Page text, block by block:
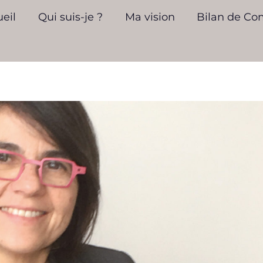
Qui suis-je ? Ma vision Bilan de